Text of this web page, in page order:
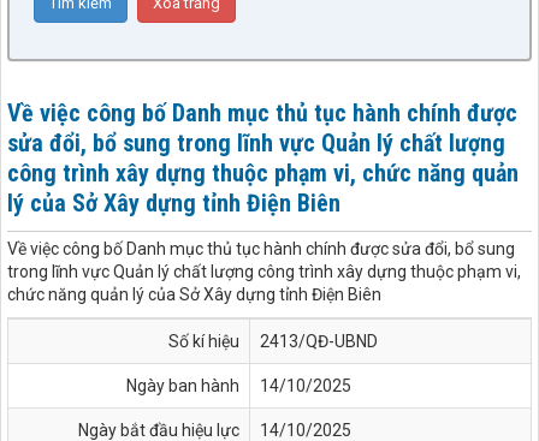
Về việc công bố Danh mục thủ tục hành chính được
sửa đổi, bổ sung trong lĩnh vực Quản lý chất lượng
công trình xây dựng thuộc phạm vi, chức năng quản
lý của Sở Xây dựng tỉnh Điện Biên
Về việc công bố Danh mục thủ tục hành chính được sửa đổi, bổ sung
trong lĩnh vực Quản lý chất lượng công trình xây dựng thuộc phạm vi,
chức năng quản lý của Sở Xây dựng tỉnh Điện Biên
Số kí hiệu 2413/QĐ-UBND
Ngày ban hành 14/10/2025
Ngày bắt đầu hiệu lực 14/10/2025